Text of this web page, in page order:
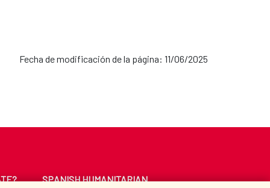
Fecha de modificación de la página: 11/06/2025
SPANISH HUMANITARIAN